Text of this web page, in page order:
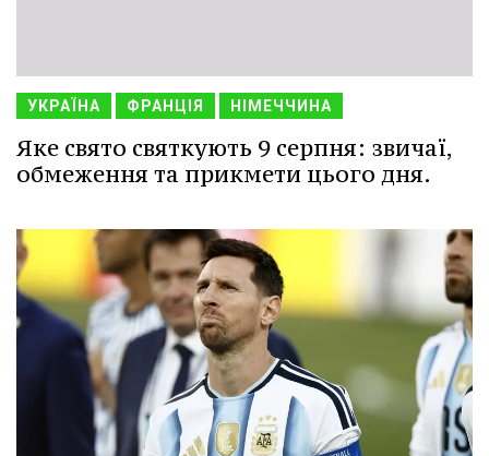
УКРАЇНА ФРАНЦІЯ НІМЕЧЧИНА
Яке свято святкують 9 серпня: звичаї,
обмеження та прикмети цього дня.